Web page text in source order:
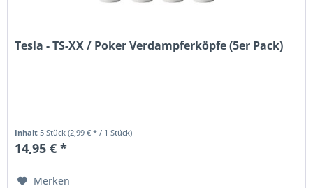
Tesla - TS-XX / Poker Verdampferköpfe (5er Pack)
Inhalt 5 Stück(2,99 € * / 1 Stück)
14,95 € *
Merken